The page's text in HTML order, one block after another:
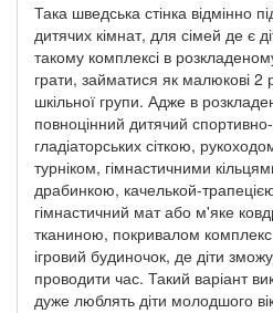
Така шведська стінка відмінно
дитячих кімнат, для сімей де є
такому комплексі в
грати, займатися як малюкові 2
шкільної групи. Адже в
повноцінний дитячий спортивно-
гладіаторських сіткою,
турніком, гімнастичними
драбинкою, качелькой-
гімнастичний мат або м'яке
тканиною, покривалом
ігровий будиночок, де діти
проводити час. Такий варіант
дуже люблять діти молодшого